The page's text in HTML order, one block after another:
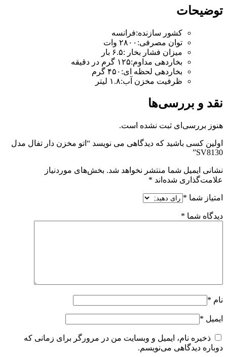
فرانسه
۲۸۰۰ وات
فشار بخار :۶.۵ بار
مداوم: ۱۲۵ گرم در دقیقه
لحظه ای:۴۵۰ گرم
مخزن آب:۱.۸ لیتر
نشده است.
که دیدگاهی می نویسد “اتو مخزن دار تفال مدل
منتشر نخواهد شد. بخش‌های موردنیاز
*
و وبسایت من در مرورگر برای زمانی که
می‌نویسم.